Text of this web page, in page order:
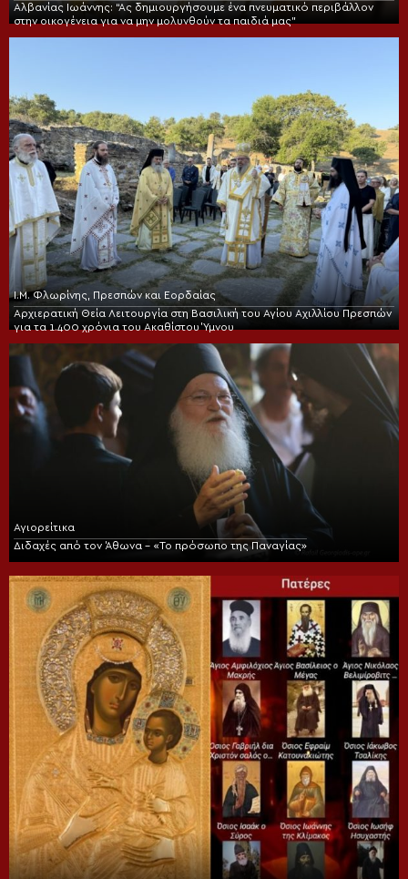
Αλβανίας Ιωάννης: “Ας δημιουργήσουμε ένα πνευματικό περιβάλλον
στην οικογένεια για να μην μολυνθούν τα παιδιά μας”
Ι.Μ. Φλωρίνης, Πρεσπών και Εορδαίας
Αρχιερατική Θεία Λειτουργία στη Βασιλική του Αγίου Αχιλλίου Πρεσπών
για τα 1.400 χρόνια του Ακαθίστου Ύμνου
Αγιορείτικα
Διδαχές από τον Άθωνα – «Το πρόσωπο της Παναγίας»